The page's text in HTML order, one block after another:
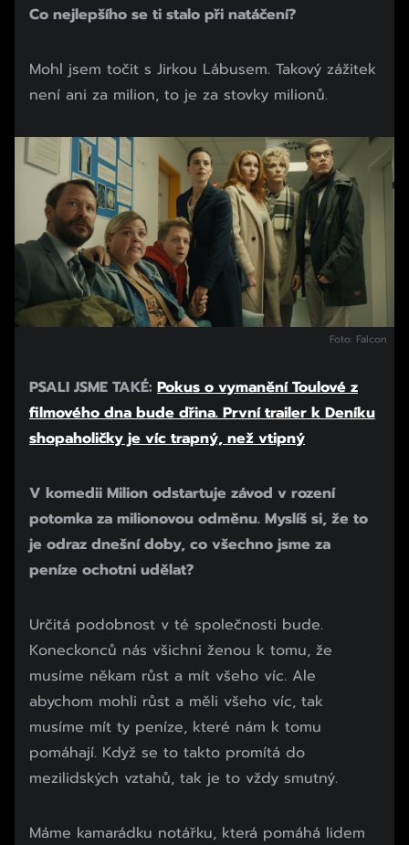
Co nejlepšího se ti stalo při natáčení?
Mohl jsem točit s Jirkou Lábusem. Takový zážitek
není ani za milion, to je za stovky milionů.
Foto: Falcon
PSALI JSME TAKÉ: Pokus o vymanění Toulové z
filmového dna bude dřina. První trailer k Deníku
shopaholičky je víc trapný, než vtipný
V komedii Milion odstartuje závod v rození
potomka za milionovou odměnu. Myslíš si, že to
je odraz dnešní doby, co všechno jsme za
peníze ochotni udělat?
Určitá podobnost v té společnosti bude.
Koneckonců nás všichni ženou k tomu, že
musíme někam růst a mít všeho víc. Ale
abychom mohli růst a měli všeho víc, tak
musíme mít ty peníze, které nám k tomu
pomáhají. Když se to takto promítá do
mezilidských vztahů, tak je to vždy smutný.
Máme kamarádku notářku, která pomáhá lidem